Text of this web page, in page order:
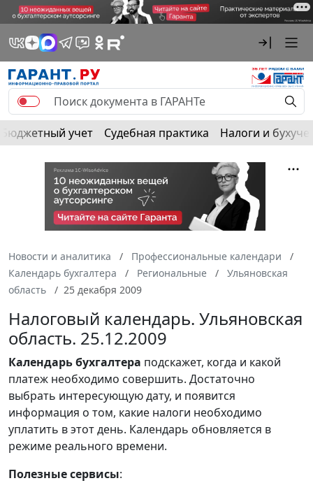
Бюджетный учет Судебная практика Налоги и
Новости и аналитика
Профессиональные календари
Календарь бухгалтера
Региональные
Ульяновская
область
25 декабря 2009
Налоговый календарь. Ульяновская
область. 25.12.2009
Календарьбухгалтера подскажет, когда и какой
платеж необходимо совершить. Достаточно
выбрать интересующую дату, и появится
информация о том, какие налоги необходимо
уплатить в этот день. Календарь обновляется в
режиме реального времени.
Полезные сервисы: